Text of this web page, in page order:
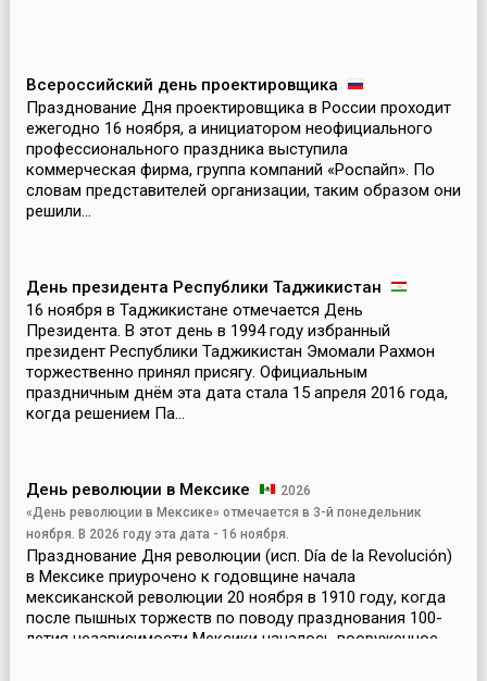
Всероссийский день проектировщика
Празднование Дня проектировщика в России проходит
ежегодно 16 ноября, а инициатором неофициального
профессионального праздника выступила
коммерческая фирма, группа компаний «Роспайп». По
словам представителей организации, таким образом они
решили...
День президента Республики Таджикистан
16 ноября в Таджикистане отмечается День
Президента. В этот день в 1994 году избранный
президент Республики Таджикистан Эмомали Рахмон
торжественно принял присягу. Официальным
праздничным днём эта дата стала 15 апреля 2016 года,
когда решением Па...
День революции в Мексике
2026
«День революции в Мексике» отмечается в 3-й понедельник
ноября. В 2026 году эта дата - 16 ноября.
Празднование Дня революции (исп. Día de la Revolución)
в Мексике приурочено к годовщине начала
мексиканской революции 20 ноября в 1910 году, когда
после пышных торжеств по поводу празднования 100-
летия независимости Мексики началось вооруженное